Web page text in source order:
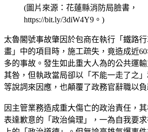
(圖片來源：花蓮縣消防局臉書，
https://bit.ly/3diW4Y9。)
太魯閣號事故肇因於包商在執行「鐵路
畫」中的項目時，施工疏失，竟造成近
多的事故。發生如此重大人為的公共運
其咎，但執政當局卻以「不能一走了之
等說詞來因應，也顛覆了政務官辭職以
因主管業務造成重大傷亡的政治責任，
表達歉意的「政治倫理」，一為自我要